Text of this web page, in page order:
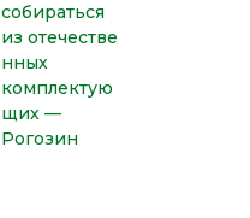
собираться
из отечестве
нных
комплектую
щих —
Рогозин